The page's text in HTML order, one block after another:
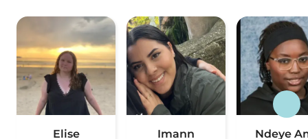
Elise Imann Ndeye